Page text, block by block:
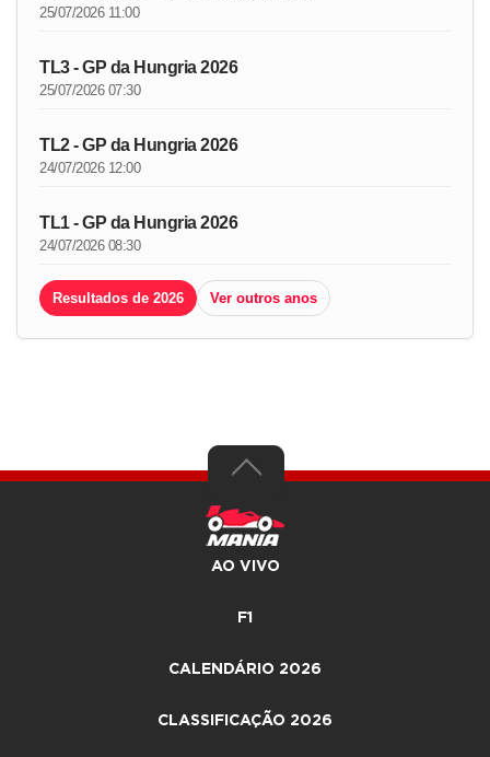
25/07/2026 11:00
TL3 - GP da Hungria 2026
25/07/2026 07:30
TL2 - GP da Hungria 2026
24/07/2026 12:00
TL1 - GP da Hungria 2026
24/07/2026 08:30
Resultados de 2026 Ver outros anos
AO VIVO
F1
CALENDÁRIO 2026
CLASSIFICAÇÃO 2026